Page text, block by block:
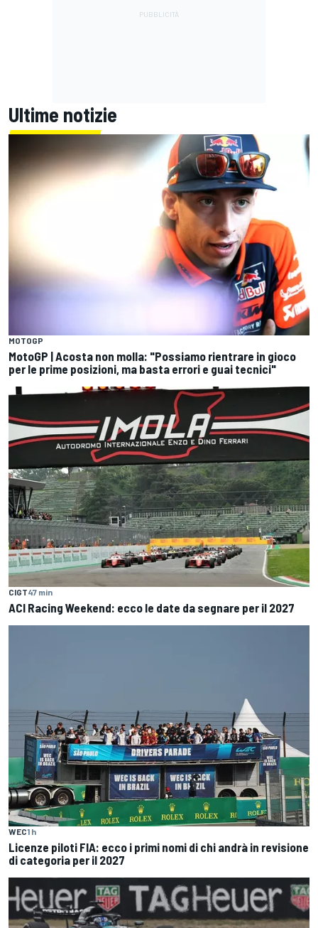
Ultime notizie
MOTOGP
MotoGP | Acosta non molla: "Possiamo rientrare in gioco
per le prime posizioni, ma basta errori e guai tecnici"
CIGT47 min
ACI Racing Weekend: ecco le date da segnare per il 2027
WEC1 h
Licenze piloti FIA: ecco i primi nomi di chi andrà in revisione
di categoria per il 2027